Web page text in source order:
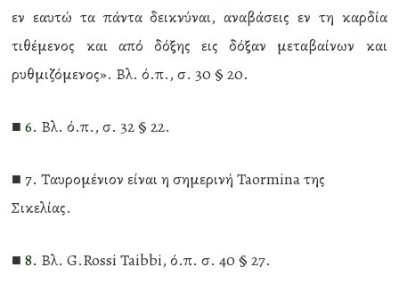
εν εαυτώ τα πάντα δεικνύναι, αναβάσεις εν τη καρδία
τιθέμενος και από δόξης εις δόξαν μεταβαίνων και
ρυθμιζόμενος». Βλ. ό.π., σ. 30 § 20.
■6. Βλ. ό.π., σ. 32 § 22.
■7. Ταυρομένιον είναι η σημερινή Taormina της
Σικελίας.
■8. Βλ. G.Rossi Taibbi, ό.π. σ. 40 § 27.